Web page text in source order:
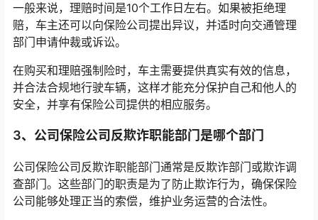
一般来说，理赔时间是10个工作日左右。如果被拒绝理
赔，车主还可以向保险公司提出异议，并适时向交通管理
部门申请仲裁或诉讼。
在购买和理赔强制险时，车主需要提供真实有效的信息，
并合法合规地行驶车辆，这样才能充分保护自己和他人的
安全，并享有保险公司提供的相应服务。
3、公司保险公司反欺诈职能部门是哪个部门
公司保险公司反欺诈职能部门通常是反欺诈部门或欺诈调
查部门。这些部门的职责是为了防止欺诈行为，确保保险
公司能够处理正当的索偿，维护业务运营的合法性。